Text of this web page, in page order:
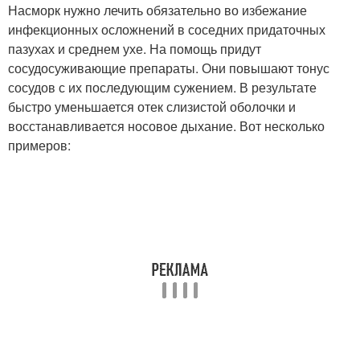
Насморк нужно лечить обязательно во избежание
инфекционных осложнений в соседних придаточных
пазухах и среднем ухе. На помощь придут
сосудосуживающие препараты. Они повышают тонус
сосудов с их последующим сужением. В результате
быстро уменьшается отек слизистой оболочки и
восстанавливается носовое дыхание. Вот несколько
примеров: